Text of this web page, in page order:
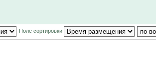
Поле сортировки